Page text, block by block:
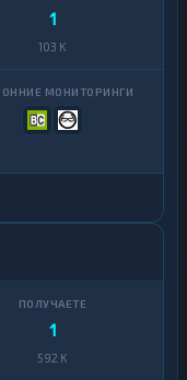
1
103 K
1
592 K